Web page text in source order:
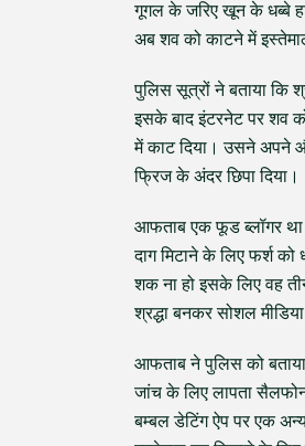
गूगल के जरिए खून के धब्बे
अब शव को काटने में
पुलिस सूत्रों ने बताया कि
इसके बाद इंटरनेट पर शव
में काट दिया। उसने अपने
फ्रिज के अंदर छिपा दिया।
आफताब एक फूड ब्लॉगर
दाग मिटाने के लिए फर्श
शक ना हो इसके लिए वह
श्रद्धा बनकर सोशल
आफताब ने पुलिस को
जांच के लिए लापता
बम्बल डेटिंग ऐप पर एक